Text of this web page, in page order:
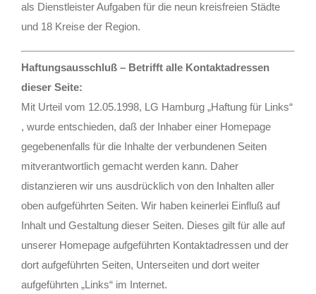
als Dienstleister Aufgaben für die neun kreisfreien Städte
und 18 Kreise der Region.
Haftungsausschluß – Betrifft alle Kontaktadressen
dieser Seite:
Mit Urteil vom 12.05.1998, LG Hamburg „Haftung für Links“
, wurde entschieden, daß der Inhaber einer Homepage
gegebenenfalls für die Inhalte der verbundenen Seiten
mitverantwortlich gemacht werden kann. Daher
distanzieren wir uns ausdrücklich von den Inhalten aller
oben aufgeführten Seiten. Wir haben keinerlei Einfluß auf
Inhalt und Gestaltung dieser Seiten. Dieses gilt für alle auf
unserer Homepage aufgeführten Kontaktadressen und der
dort aufgeführten Seiten, Unterseiten und dort weiter
aufgeführten „Links“ im Internet.